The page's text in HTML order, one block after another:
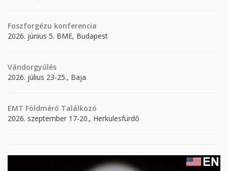
Foszforgézu konferencia
2026. június 5. BME, Budapest
Vándorgyűlés
2026. július 23-25., Baja
EMT Földmérő Találkozó
2026. szeptember 17-20., Herkulesfürdő